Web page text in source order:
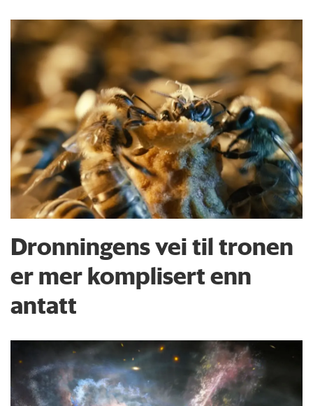
Dronningens vei til tronen
er mer komplisert enn
antatt